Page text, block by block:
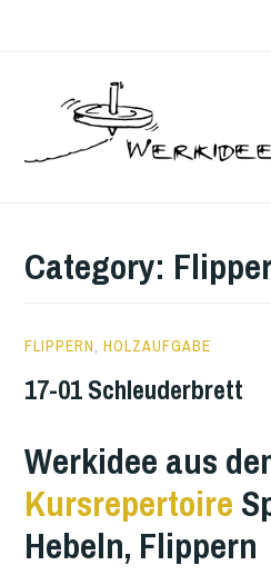
Category:
23
2017
FLIPPERN,HOLZAUFGABE
17-01 Schleuderbrett
Werkidee aus
Kursrepertoire
Hebeln, Flippern